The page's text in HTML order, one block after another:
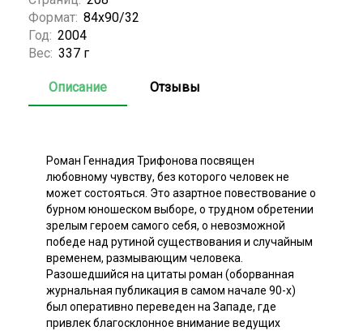
Формат: 84х90/32
Год: 2004
Вес: 337 г
Описание Отзывы
Роман Геннадия Трифонова посвящен
любовному чувству, без которого человек не
может состояться. Это азартное повествование о
бурном юношеском выборе, о трудном обретении
зрелым героем самого себя, о невозможной
победе над рутиной существования и случайным
временем, размывающим человека.
Разошедшийся на цитаты роман (оборванная
журнальная публикация в самом начале 90-х)
был оперативно переведен на Западе, где
привлек благосклонное внимание ведущих